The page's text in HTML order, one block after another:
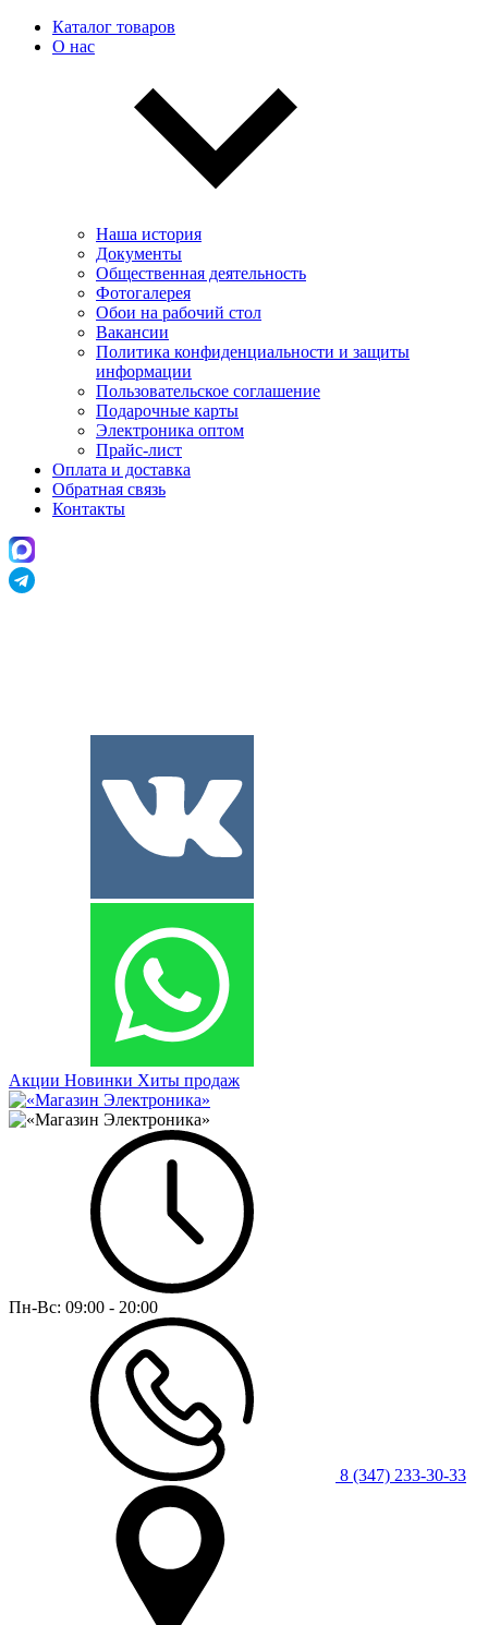
Каталог товаров
О нас
Наша история
Документы
Общественная деятельность
Фотогалерея
Обои на рабочий стол
Вакансии
Политика конфиденциальности и защиты
информации
Пользовательскоe соглашение
Подарочные карты
Электроника оптом
Прайс-лист
Оплата и доставка
Обратная связь
Контакты
Акции Новинки Хиты продаж
Пн-Вс: 09:00 - 20:00
8 (347) 233-30-33